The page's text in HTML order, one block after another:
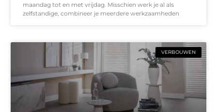
maandag tot en met vrijdag. Misschien werk je al als
zelfstandige, combineer je meerdere werkzaamheden
VERBOUWEN